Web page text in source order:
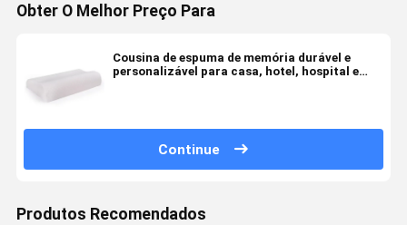
Obter O Melhor Preço Para
Cousina de espuma de memória durável e
personalizável para casa, hotel, hospital e
Continue
Produtos Recomendados